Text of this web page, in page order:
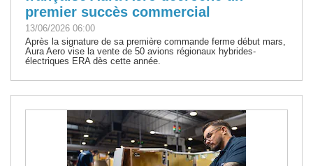
premier succès commercial
13/06/2026 06:00
Après la signature de sa première commande ferme début mars,
Aura Aero vise la vente de 50 avions régionaux hybrides-
électriques ERA dès cette année.